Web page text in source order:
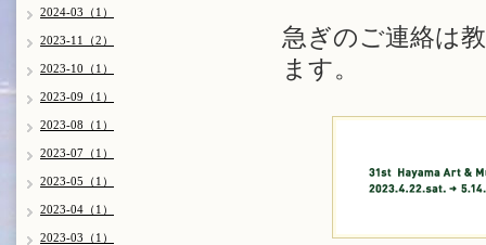
急ぎのご連絡は
ます。
2024-03（1）
2023-11（2）
2023-10（1）
2023-09（1）
2023-08（1）
2023-07（1）
2023-05（1）
2023-04（1）
2023-03（1）